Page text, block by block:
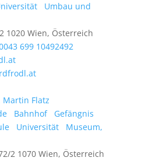
Umbau und
1020 Wien, Österreich
699 10492492
Martin Flatz
Bahnhof
Gefängnis
Universität
Museum,
2 1070 Wien, Österreich